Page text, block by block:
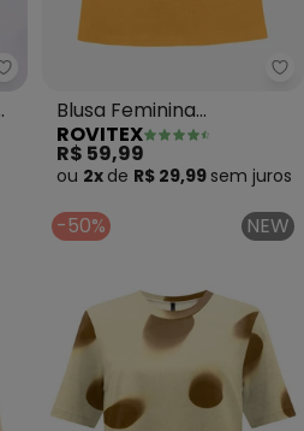
Doce Trama - T-Shirt em Meia
Blusa Feminina
Viscotorcion Básica
(Amarelo)
ROVITEX
R$ 59,99
ou 2x de R$ 29,99 sem juros
-50% NEW